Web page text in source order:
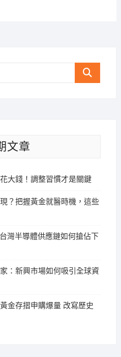
Search
文章
大錢！調整習慣才是關鍵
？把握黃金就醫時機，這些
灣半導體供應鏈如何搶佔下
：新興市場如何吸引全球資
金存摺申購爆量 改寫歷史